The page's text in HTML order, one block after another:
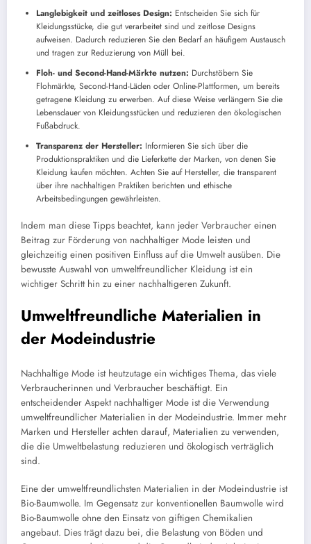
Langlebigkeit und zeitloses Design: Entscheiden Sie sich für
Kleidungsstücke, die gut verarbeitet sind und zeitlose Designs
aufweisen. Dadurch reduzieren Sie den Bedarf an häufigem Austausch
und tragen zur Reduzierung von Müll bei.
Floh- und Second-Hand-Märkte nutzen: Durchstöbern Sie
Flohmärkte, Second-Hand-Läden oder Online-Plattformen, um bereits
getragene Kleidung zu erwerben. Auf diese Weise verlängern Sie die
Lebensdauer von Kleidungsstücken und reduzieren den ökologischen
Fußabdruck.
Transparenz der Hersteller: Informieren Sie sich über die
Produktionspraktiken und die Lieferkette der Marken, von denen Sie
Kleidung kaufen möchten. Achten Sie auf Hersteller, die transparent
über ihre nachhaltigen Praktiken berichten und ethische
Arbeitsbedingungen gewährleisten.
Indem man diese Tipps beachtet, kann jeder Verbraucher einen
Beitrag zur Förderung von nachhaltiger Mode leisten und
gleichzeitig einen positiven Einfluss auf die Umwelt ausüben. Die
bewusste Auswahl von umweltfreundlicher Kleidung ist ein
wichtiger Schritt hin zu einer nachhaltigeren Zukunft.
Umweltfreundliche Materialien in
der Modeindustrie
Nachhaltige Mode ist heutzutage ein wichtiges Thema, das viele
Verbraucherinnen und Verbraucher beschäftigt. Ein
entscheidender Aspekt nachhaltiger Mode ist die Verwendung
umweltfreundlicher Materialien in der Modeindustrie. Immer mehr
Marken und Hersteller achten darauf, Materialien zu verwenden,
die die Umweltbelastung reduzieren und ökologisch verträglich
sind.
Eine der umweltfreundlichsten Materialien in der Modeindustrie ist
Bio-Baumwolle. Im Gegensatz zur konventionellen Baumwolle wird
Bio-Baumwolle ohne den Einsatz von giftigen Chemikalien
angebaut. Dies trägt dazu bei, die Belastung von Böden und